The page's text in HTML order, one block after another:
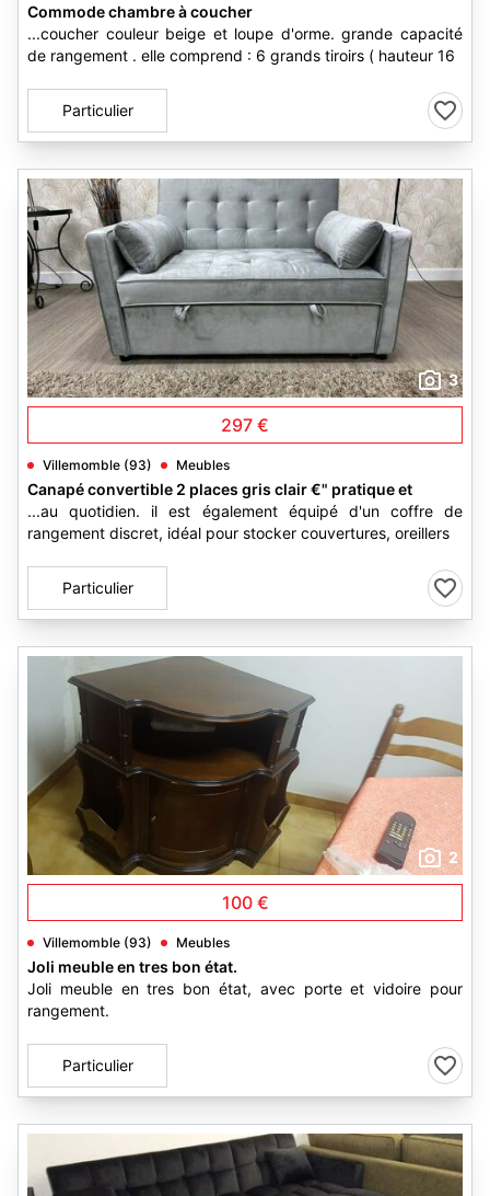
Commode chambre à coucher
...coucher couleur beige et loupe d'orme. grande capacité
de rangement . elle comprend : 6 grands tiroirs ( hauteur 16
Particulier
3
297 €
Villemomble (93) Meubles
Canapé convertible 2 places gris clair €" pratique et
...au quotidien. il est également équipé d'un coffre de
rangement discret, idéal pour stocker couvertures, oreillers
Particulier
2
100 €
Villemomble (93) Meubles
Joli meuble en tres bon état.
Joli meuble en tres bon état, avec porte et vidoire pour
rangement.
Particulier